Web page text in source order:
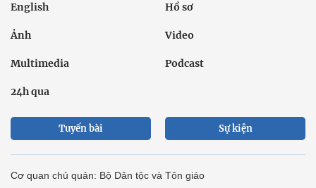
English Hồ sơ
Ảnh Video
Multimedia Podcast
24h qua
Tuyến bài Sự kiện
Cơ quan chủ quản: Bộ Dân tộc và Tôn giáo